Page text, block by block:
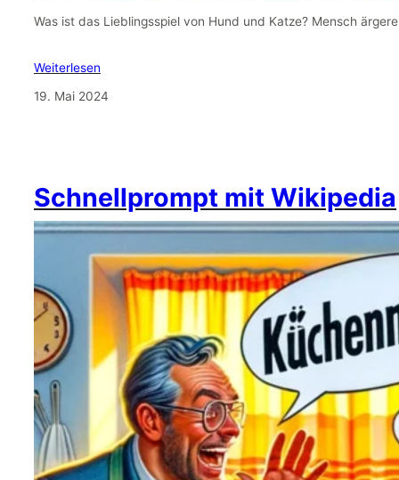
Was ist das Lieblingsspiel von Hund und Katze? Mensch
Weiterlesen
19. Mai 2024
Schnellprompt mit Wikipedia